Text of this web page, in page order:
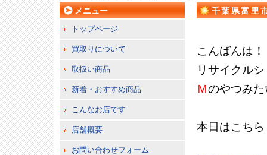
千葉県富里
こんばんは！
リサイクル
Ｍのやつみ
本日はこちら
メニュー
トップページ
買取りについて
取扱い商品
新着・おすすめ商品
こんなお店です
店舗概要
お問い合わせフォーム